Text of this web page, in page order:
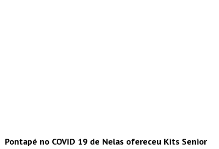
Pontapé no COVID 19 de Nelas ofereceu Kits Senior